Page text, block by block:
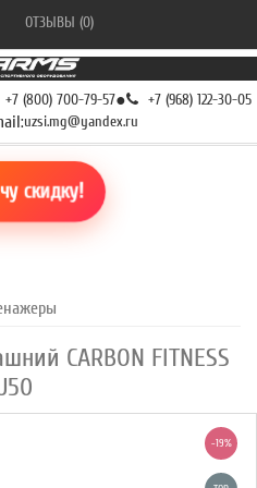
+7 (800) 700-79-57● +7 (968) 122-30-05
uzsi.mg@yandex.ru
скидку!
CARBON FITNESS
ОТЗЫВЫ (0)
-19%